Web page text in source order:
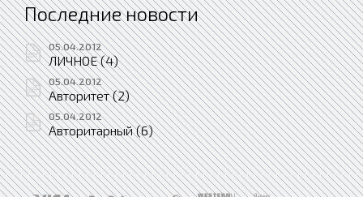
Последние новости
05.04.2012
ЛИЧНОЕ (4)
05.04.2012
Авторитет (2)
05.04.2012
Авторитарный (6)